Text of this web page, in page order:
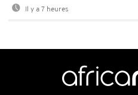
Il y a 7 heures